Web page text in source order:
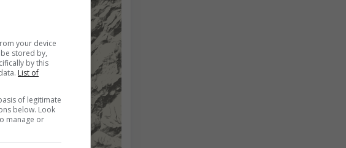
your device
stored by,
by this
List of
of legitimate
below. Look
manage or